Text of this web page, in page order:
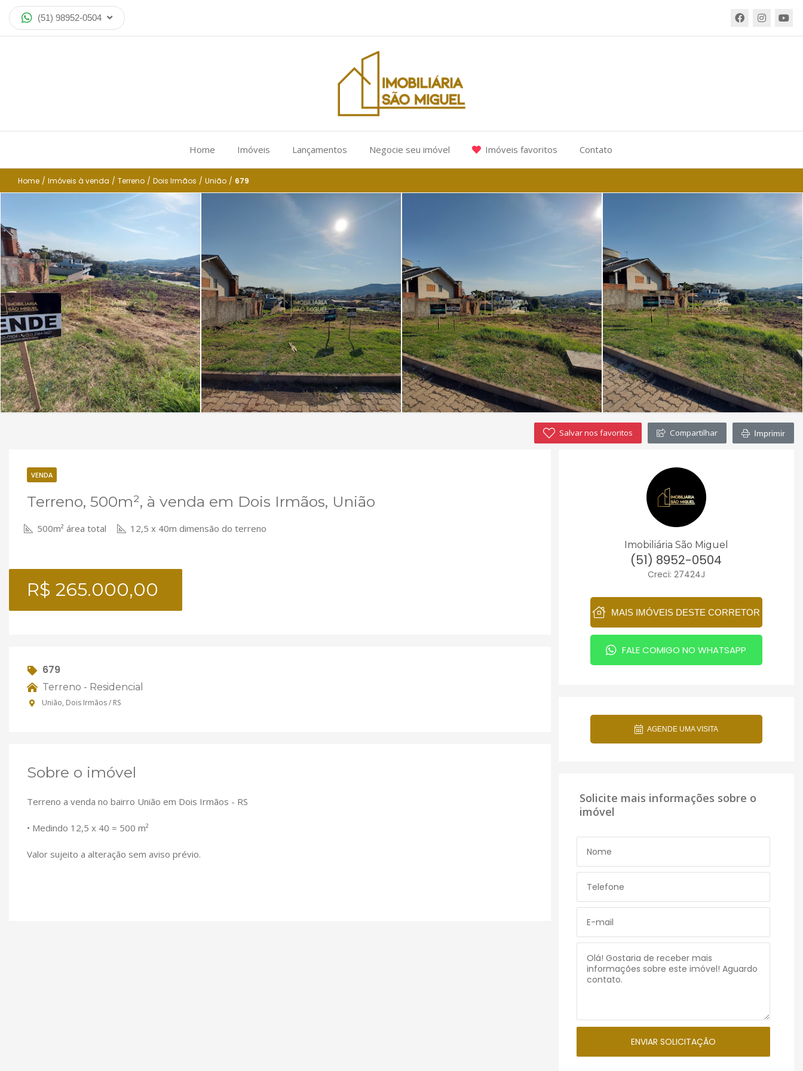
(51) 98952-0504
Home Imóveis Lançamentos Negocie seu imóvel Imóveis favoritos Contato
Home / Imóveis à venda / Terreno / Dois Irmãos / União / 679
Salvar nos favoritos Compartilhar Imprimir
VENDA
Terreno, 500m², à venda em Dois Irmãos, União
500m² área total 12,5 x 40m dimensão do terreno
R$ 265.000,00
679
Terreno - Residencial
União, Dois Irmãos / RS
Sobre o imóvel
Terreno a venda no bairro União em Dois Irmãos - RS
• Medindo 12,5 x 40 = 500 m²
Valor sujeito a alteração sem aviso prévio.
Imobiliária São Miguel
(51) 8952-0504
Creci: 27424J
MAIS IMÓVEIS DESTE CORRETOR
FALE COMIGO NO WHATSAPP
AGENDE UMA VISITA
Solicite mais informações sobre o
imóvel